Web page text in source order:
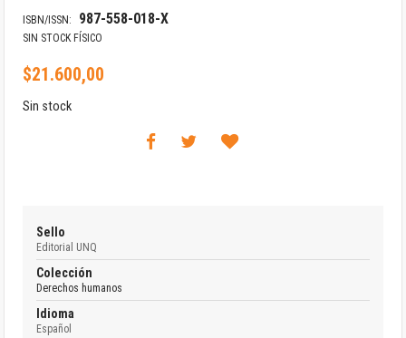
ISBN/ISSN: 987-558-018-X
SIN STOCK FÍSICO
$21.600,00
Sin stock
Sello
Editorial UNQ
Colección
Derechos humanos
Idioma
Español